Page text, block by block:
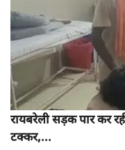
रायबरेली सड़क पार कर
टक्कर,...